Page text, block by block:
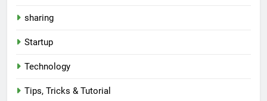
sharing
Startup
Technology
Tips, Tricks & Tutorial